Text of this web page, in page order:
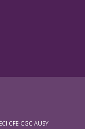
CFE-CGC AUSY